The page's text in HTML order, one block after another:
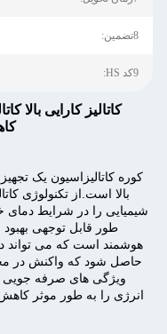
8تضمین:
9کد HS:
کاتالیز کارایی بالا
کوره کاتالیزاسیون یک
بالا است.از تکنولوژی
شیمیایی را در شرایط دمای
طور قابل توجهی
هوشمند است که می تواند
حاصل شود که واکنش در
ویژگی های صرفه
انرژی را به طور موثر